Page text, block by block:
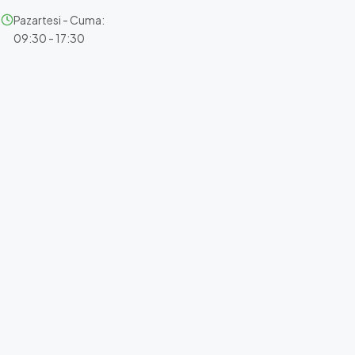
Pazartesi - Cuma:
09:30 - 17:30